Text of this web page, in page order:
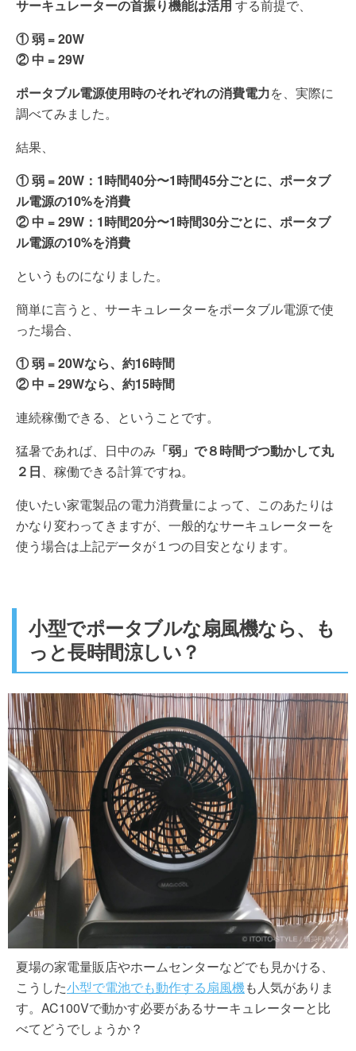
サーキュレーターの首振り機能は活用 する前提で、
① 弱 = 20W
② 中 = 29W
ポータブル電源使用時のそれぞれの消費電力を、実際に
調べてみました。
結果、
① 弱 = 20W：1時間40分〜1時間45分ごとに、ポータブ
ル電源の10%を消費
② 中 = 29W：1時間20分〜1時間30分ごとに、ポータブ
ル電源の10%を消費
というものになりました。
簡単に言うと、サーキュレーターをポータブル電源で使
った場合、
① 弱 = 20Wなら、約16時間
② 中 = 29Wなら、約15時間
連続稼働できる、ということです。
猛暑であれば、日中のみ 「弱」で８時間づつ動かして丸
２日 、稼働できる計算ですね。
使いたい家電製品の電力消費量によって、このあたりは
かなり変わってきますが、一般的なサーキュレーターを
使う場合は上記データが１つの目安となります。
小型でポータブルな扇風機なら、も
っと長時間涼しい？
夏場の家電量販店やホームセンターなどでも見かける、
こうした小型で電池でも動作する扇風機も人気がありま
す。AC100Vで動かす必要があるサーキュレーターと比
べてどうでしょうか？